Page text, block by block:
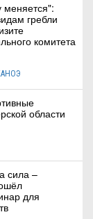
меняется":
гребли
комитета
области
сила –
для